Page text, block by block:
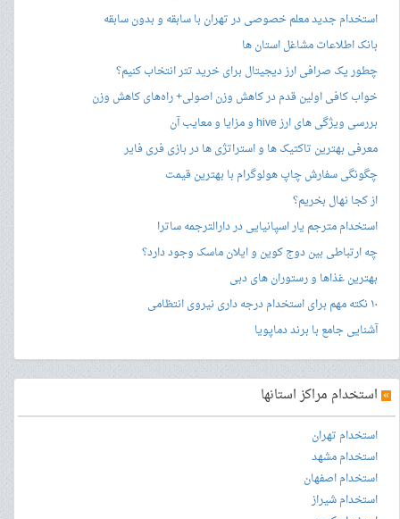
استخدام جدید معلم خصوصی در تهران با سابقه و بدون سابقه
بانک اطلاعات مشاغل استان ها
چطور یک صرافی ارز دیجیتال برای خرید تتر انتخاب کنیم؟
خواب کافی اولین قدم در کاهش وزن اصولی+ راه‌های کاهش وزن
بررسی ویژگی های ارز hive و مزایا و معایب آن
معرفی بهترین تاکتیک ها و استراتژی ها در بازی فری فایر
چگونگی سفارش چاپ هولوگرام با بهترین قیمت
از کجا نهال بخریم؟
استخدام مترجم یار اسپانیایی در دارالترجمه ساترا
چه ارتباطی بین دوج کوین و ایلان ماسک وجود دارد؟
بهترین غذاها و رستوران های دبی
۱۰ نکته مهم برای استخدام درجه داری نیروی انتظامی
آشنایی جامع با برند دماپویا
» استخدام مراکز استانها
استخدام تهران
استخدام مشهد
استخدام اصفهان
استخدام شیراز